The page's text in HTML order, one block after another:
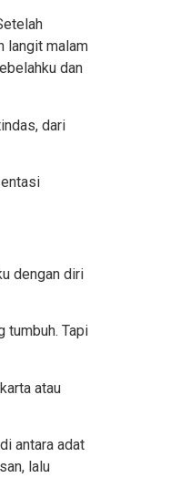
langit malam
dan
dari
dengan diri
tumbuh. Tapi
atau
antara adat
lalu